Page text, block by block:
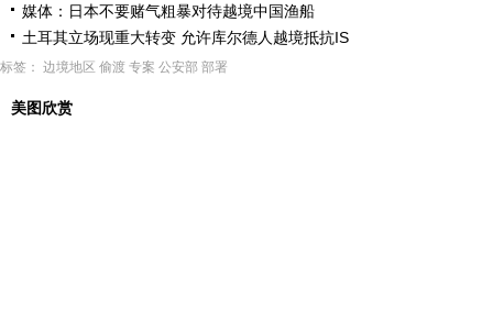
媒体：日本不要赌气粗暴对待越境中国渔船
土耳其立场现重大转变 允许库尔德人越境抵抗IS
标签： 边境地区 偷渡 专案 公安部 部署
美图欣赏